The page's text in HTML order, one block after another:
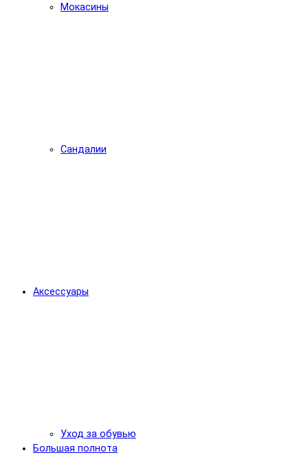
Мокасины
Сандалии
Аксессуары
Уход за обувью
Большая полнота